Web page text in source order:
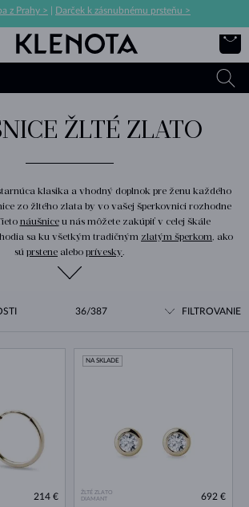
z Prahy > Darček k zásnubnému prsteňu >
ŽLTÉ ZLATO
klasika a vhodný doplnok pre ženu každého
zo žltého zlata by vo vašej šperkovnici rozhodne
náušniceu nás môžete zakúpiť v celej škále
sa ku všetkým tradičným zlatým šperkom, ako
sú prstene alebo prívesky.
36/387 FILTROVANIE
214 €
ŽLTÉ ZLATO
DIAMANT
NA SKLADE
692 €